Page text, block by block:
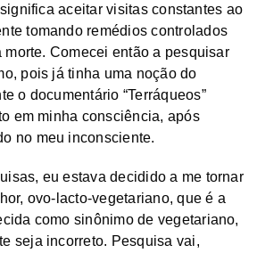
aceitar visitas constantes ao
tomando remédios controlados
morte. Comecei então a pesquisar
pois já tinha uma noção do
o documentário “Terráqueos”
em minha consciência, após
no meu inconsciente.
eu estava decidido a me tornar
ovo-lacto-vegetariano, que é a
como sinônimo de vegetariano,
seja incorreto. Pesquisa vai,